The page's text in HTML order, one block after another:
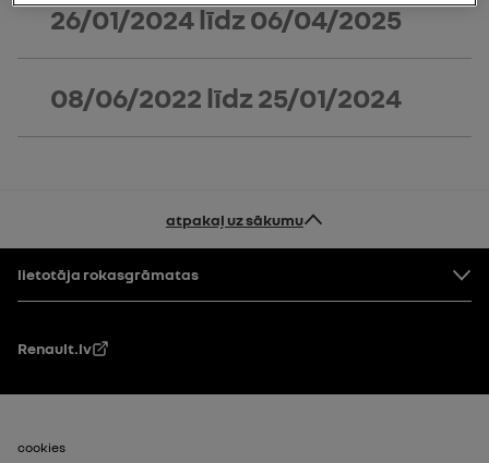
26/01/2024līdz06/04/2025
08/06/2022 līdz25/01/2024
atpakaļ uz sākumu
Pakāpe
lietotāja rokasgrāmatas
Renault.lv
footer_2
cookies